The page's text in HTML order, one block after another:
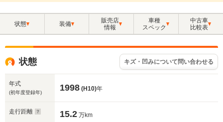
状態 装備
販売店
情報
車種
スペック
中古車
比較表
状態 キズ・凹みについて問い合わせる
年式
(初年度登録年) 1998 (H10)年
走行距離 15.2 万km